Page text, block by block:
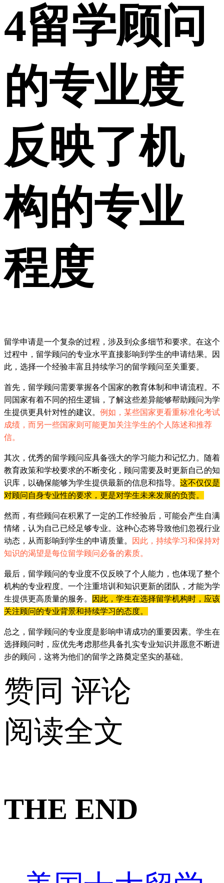
4留学顾问
的专业度
反映了机
构的专业
程度
留学申请是一个复杂的过程，涉及到众多细节和要求。在这个
过程中，留学顾问的专业水平直接影响到学生的申请结果。因
此，选择一个经验丰富且持续学习的留学顾问至关重要。
首先，留学顾问需要掌握各个国家的教育体制和申请流程。不
同国家有着不同的招生逻辑，了解这些差异能够帮助顾问为学
生提供更具针对性的建议。 例如，某些国家更看重标准化考试
成绩，而另一些国家则可能更加关注学生的个人陈述和推荐
信。
其次，优秀的留学顾问应具备强大的学习能力和记忆力。随着
教育政策和学校要求的不断变化，顾问需要及时更新自己的知
识库，以确保能够为学生提供最新的信息和指导。 这不仅仅是
对顾问自身专业性的要求，更是对学生未来发展的负责。
然而，有些顾问在积累了一定的工作经验后，可能会产生自满
情绪，认为自己已经足够专业。这种心态将导致他们忽视行业
动态，从而影响到学生的申请质量。
因此，持续学习和保持对
知识的渴望是每位留学顾问必备的素质。
最后，留学顾问的专业度不仅反映了个人能力，也体现了整个
机构的专业程度。一个注重培训和知识更新的团队，才能为学
生提供更高质量的服务。
因此，学生在选择留学机构时，应该
关注顾问的专业背景和持续学习的态度。
总之，留学顾问的专业度是影响申请成功的重要因素。学生在
选择顾问时，应优先考虑那些具备扎实专业知识并愿意不断进
步的顾问，这将为他们的留学之路奠定坚实的基础。
赞同 评论
阅读全文
THE END